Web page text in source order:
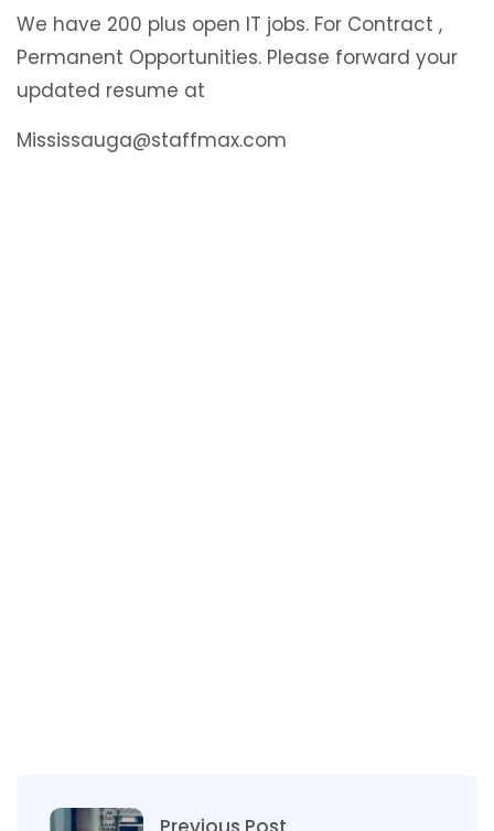
We have 200 plus open IT jobs. For Contract ,
Permanent Opportunities. Please forward your
updated resume at
Mississauga@staffmax.com